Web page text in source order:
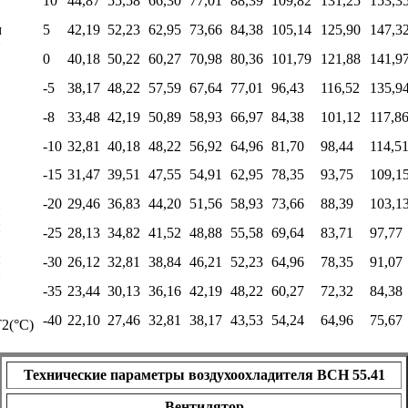
5
42,19 52,23 62,95 73,66 84,38 105,14 125,90
147,32
0
40,18 50,22 60,27 70,98 80,36 101,79 121,88
-5
38,17 48,22 57,59 67,64 77,01 96,43 116,52
-8
33,48 42,19 50,89 58,93 66,97 84,38 101,12
117,86
-10 32,81 40,18 48,22 56,92 64,96 81,70 98,44
114,51
-15 31,47 39,51 47,55 54,91 62,95 78,35 93,75
-20 29,46 36,83 44,20 51,56 58,93 73,66 88,39
-25 28,13 34,82 41,52 48,88 55,58 69,64 83,71
97,77
-30 26,12 32,81 38,84 46,21 52,23 64,96 78,35
91,07
-35 23,44 30,13 36,16 42,19 48,22 60,27 72,32
84,38
-40 22,10 27,46 32,81 38,17 43,53 54,24 64,96
75,67
Технические параметры воздухоохладителя BCH 55.41